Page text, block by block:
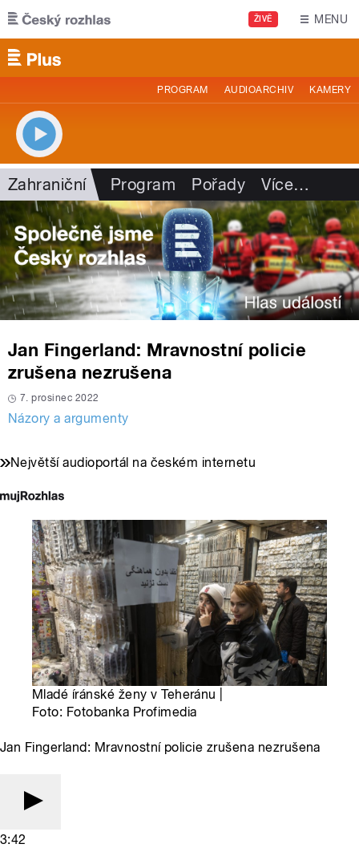
Přejít k hlavnímu obsahu
ŽIVĚ MENU
PROGRAM AUDIOARCHIV KAMERY
Zahraniční Program Pořady Více…
Jan Fingerland: Mravnostní policie
zrušena nezrušena
7. prosinec 2022
Názory a argumenty
Největší audioportál na českém internetu
Mladé íránské ženy v Teheránu |
Foto: Fotobanka Profimedia
Jan Fingerland: Mravnostní policie zrušena nezrušena
3:42